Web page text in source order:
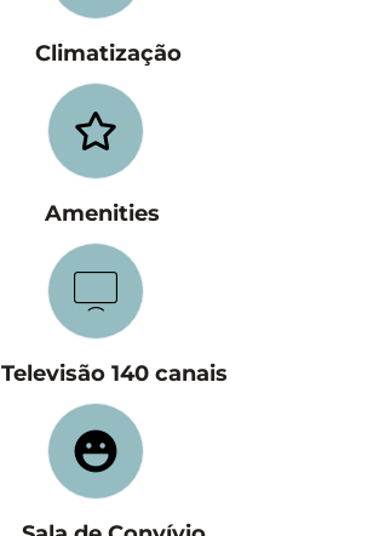
Climatização
Amenities
Televisão 140 canais